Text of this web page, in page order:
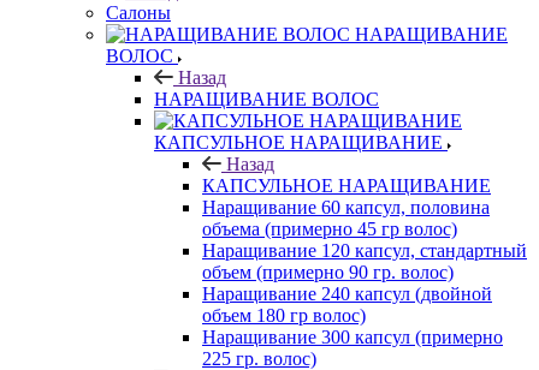
Салоны
НАРАЩИВАНИЕ
ВОЛОС
Назад
НАРАЩИВАНИЕ ВОЛОС
КАПСУЛЬНОЕ НАРАЩИВАНИЕ
Назад
КАПСУЛЬНОЕ НАРАЩИВАНИЕ
Наращивание 60 капсул, половина
объема (примерно 45 гр волос)
Наращивание 120 капсул, стандартный
объем (примерно 90 гр. волос)
Наращивание 240 капсул (двойной
объем 180 гр волос)
Наращивание 300 капсул (примерно
225 гр. волос)